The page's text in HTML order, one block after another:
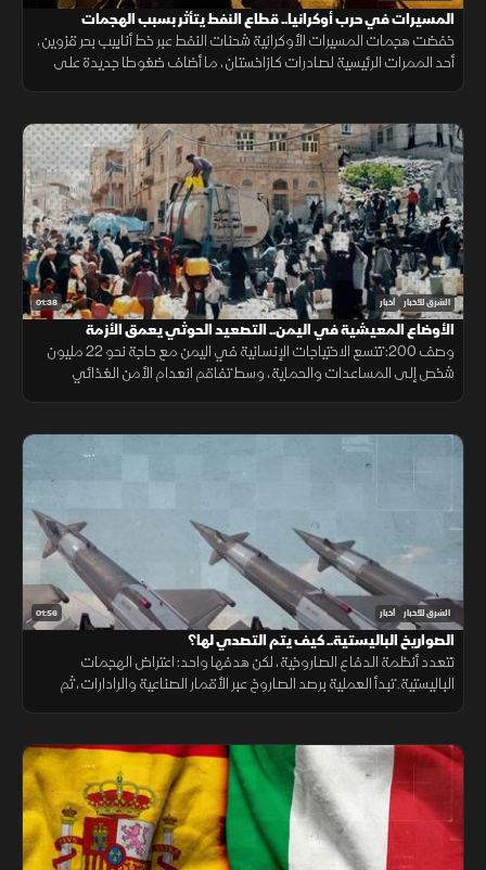
المسيرات في حرب أوكرانيا.. قطاع النفط يتأثر بسبب الهجمات
خفضت هجمات المسيرات الأوكرانية شحنات النفط عبر خط أنابيب بحر قزوين،
أحد الممرات الرئيسية لصادرات كازاخستان، ما أضاف ضغوطا جديدة على
01:38 الشرق للأخبار أخبار
الأوضاع المعيشية في اليمن.. التصعيد الحوثي يعمق الأزمة
وصف 200: تتسع الاحتياجات الإنسانية في اليمن مع حاجة نحو 22 مليون
شخص إلى المساعدات والحماية، وسط تفاقم انعدام الأمن الغذائي
01:56 الشرق للأخبار أخبار
الصواريخ الباليستية.. كيف يتم التصدي لها؟
تتعدد أنظمة الدفاع الصاروخية، لكن هدفها واحد: اعتراض الهجمات
الباليستية. تبدأ العملية برصد الصاروخ عبر الأقمار الصناعية والرادارات، ثم